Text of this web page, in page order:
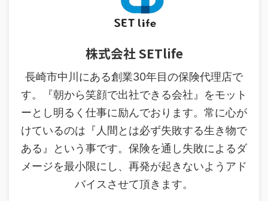
株式会社 SETlife
長崎市中川にある創業30年目の保険代理店で
す。『朝から笑顔で出社できる会社』をモット
ーとし明るく仕事に励んでおります。常に心が
けているのは『人間とは必ず失敗する生き物で
ある』という事です。保険を通し失敗によるダ
メージを最小限にし、再発が起きないようアド
バイスさせて頂きます。